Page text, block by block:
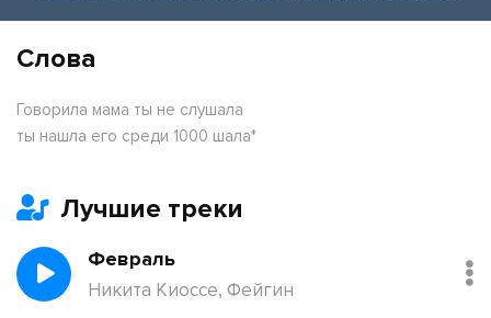
Слова
Говорила мама ты не слушала
ты нашла его среди 1000 шала*
Лучшие треки
Февраль
Никита Киоссе, Фейгин